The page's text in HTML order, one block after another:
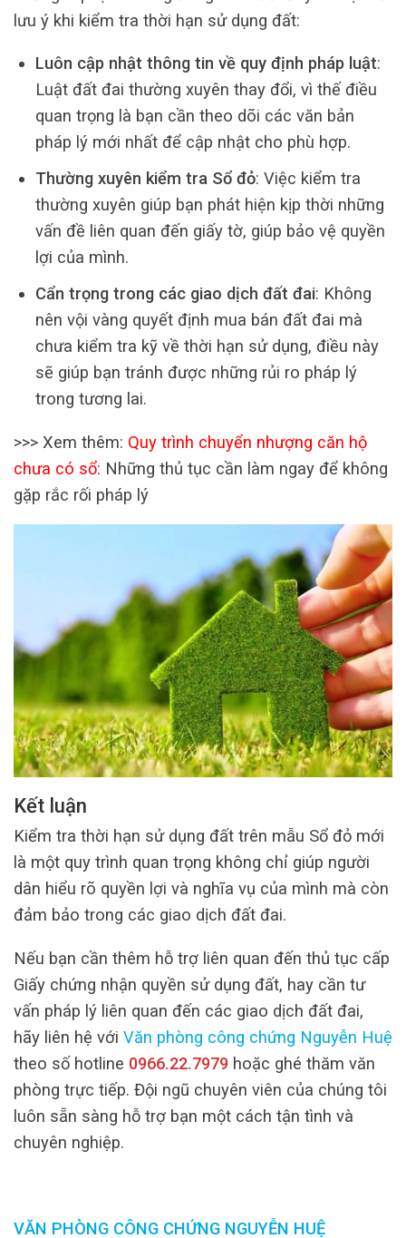
lưu ý khi kiểm tra thời hạn sử dụng đất:
Luôn cập nhật thông tin về quy định pháp luật:
Luật đất đai thường xuyên thay đổi, vì thế điều
quan trọng là bạn cần theo dõi các văn bản
pháp lý mới nhất để cập nhật cho phù hợp.
Thường xuyên kiểm tra Sổ đỏ: Việc kiểm tra
thường xuyên giúp bạn phát hiện kịp thời những
vấn đề liên quan đến giấy tờ, giúp bảo vệ quyền
lợi của mình.
Cẩn trọng trong các giao dịch đất đai: Không
nên vội vàng quyết định mua bán đất đai mà
chưa kiểm tra kỹ về thời hạn sử dụng, điều này
sẽ giúp bạn tránh được những rủi ro pháp lý
trong tương lai.
>>> Xem thêm: Quy trình chuyển nhượng căn hộ
chưa có sổ: Những thủ tục cần làm ngay để không
gặp rắc rối pháp lý
Kết luận
Kiểm tra thời hạn sử dụng đất trên mẫu Sổ đỏ mới
là một quy trình quan trọng không chỉ giúp người
dân hiểu rõ quyền lợi và nghĩa vụ của mình mà còn
đảm bảo trong các giao dịch đất đai.
Nếu bạn cần thêm hỗ trợ liên quan đến thủ tục cấp
Giấy chứng nhận quyền sử dụng đất, hay cần tư
vấn pháp lý liên quan đến các giao dịch đất đai,
hãy liên hệ với Văn phòng công chứng Nguyễn Huệ
theo số hotline 0966.22.7979 hoặc ghé thăm văn
phòng trực tiếp. Đội ngũ chuyên viên của chúng tôi
luôn sẵn sàng hỗ trợ bạn một cách tận tình và
chuyên nghiệp.
VĂN PHÒNG CÔNG CHỨNG NGUYỄN HUỆ